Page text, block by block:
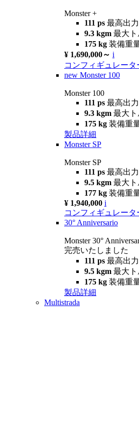
Monster +
111 ps 最高出力
9.3 kgm 最大ト
175 kg 装備重
¥ 1,690,000～ i
コンフィギュレータ
new Monster 100
Monster 100
111 ps 最高出力
9.3 kgm 最大ト
175 kg 装備重
製品詳細
Monster SP
Monster SP
111 ps 最高出力
9.5 kgm 最大ト
177 kg 装備重
¥ 1,940,000 i
コンフィギュレータ
30° Anniversario
Monster 30°
完売いたしました
111 ps 最高出力
9.5 kgm 最大ト
175 kg 装備重
製品詳細
Multistrada